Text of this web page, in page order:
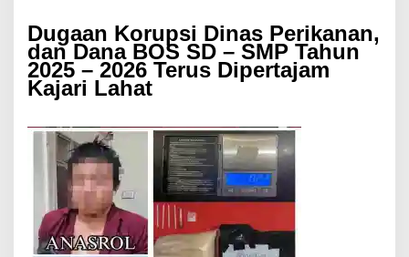
Dugaan Korupsi Dinas Perikanan,
dan Dana BOS SD – SMP Tahun
2025 – 2026 Terus Dipertajam
Kajari Lahat